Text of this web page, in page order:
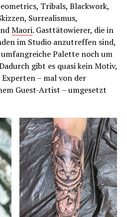
Tribals, Blackwork,
Surrealismus,
Maori. Gasttätowierer, die in
im Studio anzutreffen sind,
Palette noch um
gibt es quasi kein Motiv,
– mal von der
Guest-Artist – umgesetzt